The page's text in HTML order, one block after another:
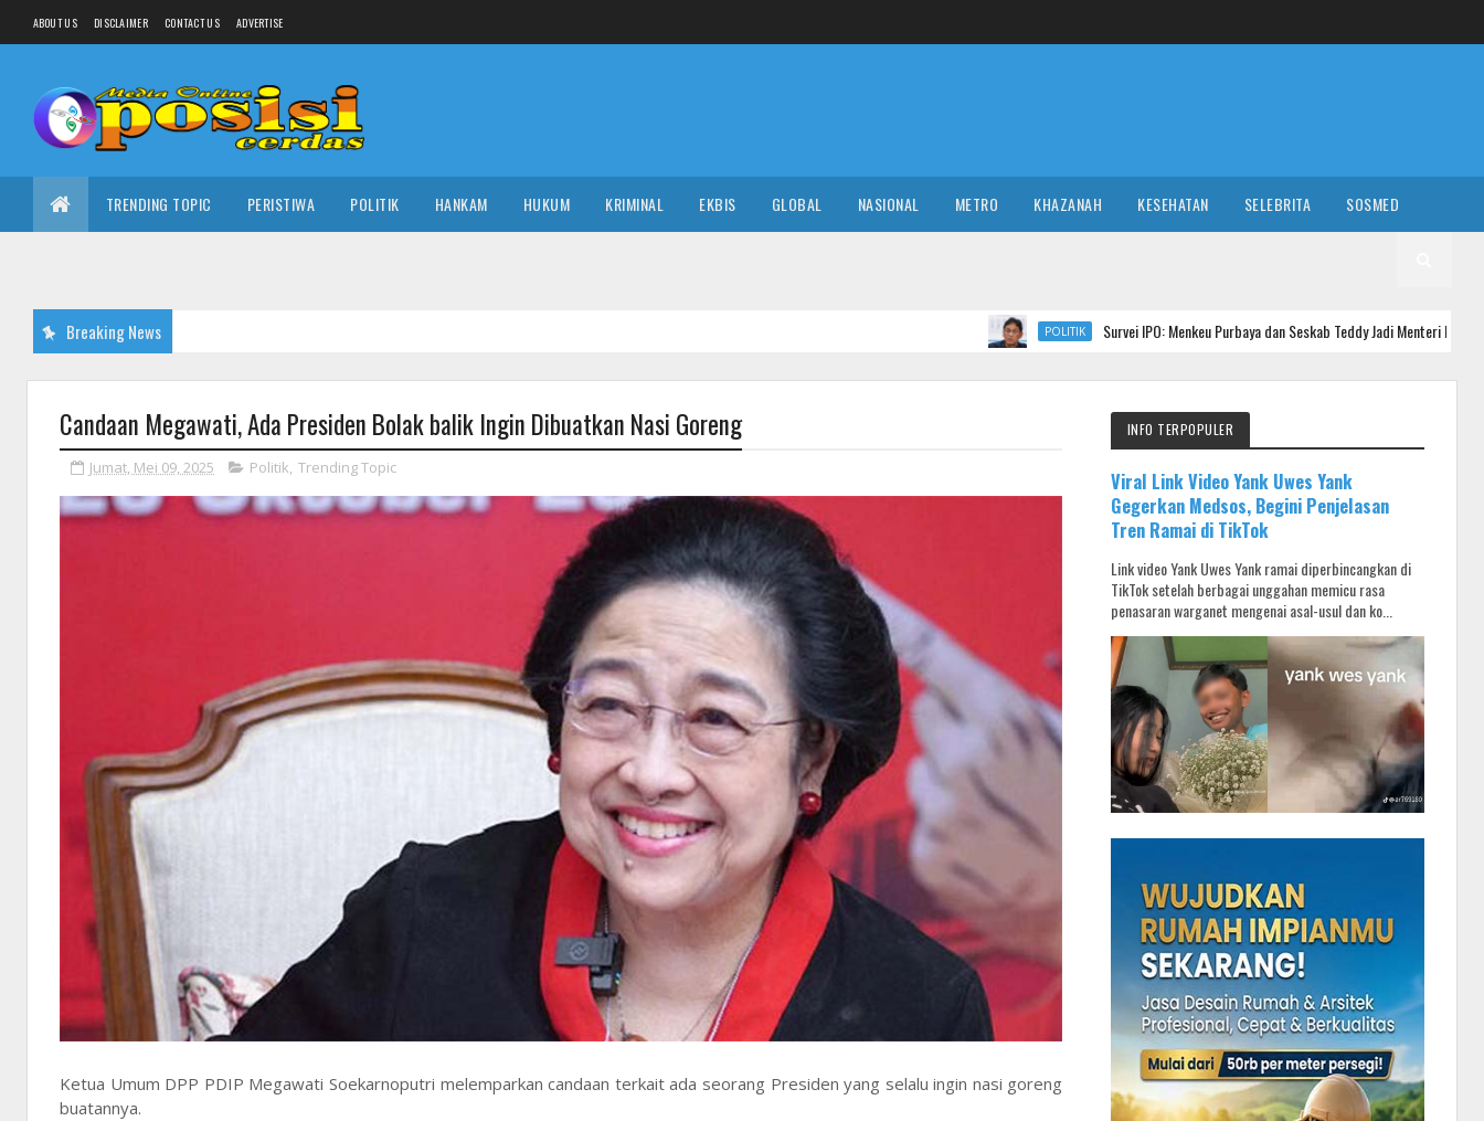
ABOUT US DISCLAIMER CONTACT US ADVERTISE
TRENDING TOPIC PERISTIWA POLITIK HANKAM HUKUM KRIMINAL EKBIS GLOBAL NASIONAL METRO KHAZANAH KESEHATAN SELEBRITA SOSMED
Breaking News Survei IPO: Menkeu Purbaya dan Seskab Teddy Jadi Menteri Berkinerja Terbaik di
Candaan Megawati, Ada Presiden Bolak balik Ingin Dibuatkan Nasi Goreng
Jumat, Mei 09, 2025 Politik, Trending Topic
Ketua Umum DPP PDIP Megawati Soekarnoputri melemparkan candaan terkait ada seorang Presiden yang selalu ingin nasi goreng
buatannya.
INFO TERPOPULER
Viral Link Video Yank Uwes Yank
Gegerkan Medsos, Begini Penjelasan
Tren Ramai di TikTok
Link video Yank Uwes Yank ramai diperbincangkan di
TikTok setelah berbagai unggahan memicu rasa
penasaran warganet mengenai asal-usul dan ko...